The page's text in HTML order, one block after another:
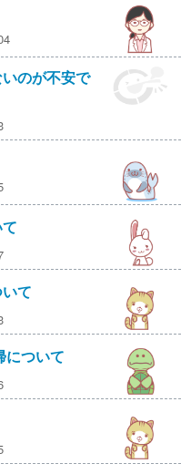
のが不安で
て
について